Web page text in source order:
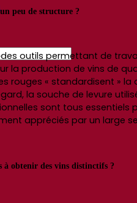
peu de structure ?
outils permettant de
production de vins de
rouges « standardisent »
la souche de levure
sont tous essentiels
appréciés par un large
à obtenir des vins distinctifs ?